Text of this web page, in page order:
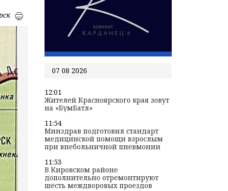
07 08 2026
12:01
Жителей Красноярского края зовут
на «БумБатл»
11:54
Минздрав подготовил стандарт
медицинской помощи взрослым
при внебольничной пневмонии
11:53
В Кировском районе
дополнительно отремонтируют
шесть междворовых проездов